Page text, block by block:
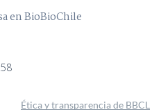
en BioBioChile
Ética y transparencia de BBCL